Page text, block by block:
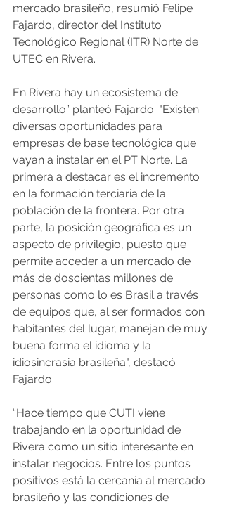
mercado brasileño, resumió Felipe
Fajardo, director del Instituto
Tecnológico Regional (ITR) Norte de
UTEC en Rivera.
En Rivera hay un ecosistema de
desarrollo” planteó Fajardo. "Existen
diversas oportunidades para
empresas de base tecnológica que
vayan a instalar en el PT Norte. La
primera a destacar es el incremento
en la formación terciaria de la
población de la frontera. Por otra
parte, la posición geográfica es un
aspecto de privilegio, puesto que
permite acceder a un mercado de
más de doscientas millones de
personas como lo es Brasil a través
de equipos que, al ser formados con
habitantes del lugar, manejan de muy
buena forma el idioma y la
idiosincrasia brasileña", destacó
Fajardo.
“Hace tiempo que CUTI viene
trabajando en la oportunidad de
Rivera como un sitio interesante en
instalar negocios. Entre los puntos
positivos está la cercanía al mercado
brasileño y las condiciones de